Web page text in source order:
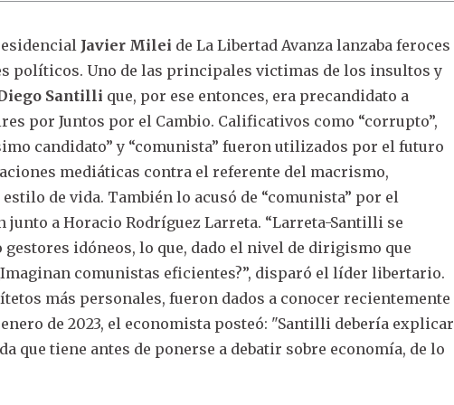
Javier Milei de La Libertad Avanza lanzaba feroces
políticos. Uno de las principales victimas de los insultos y
Santilli que, por ese entonces, era precandidato a
por Juntos por el Cambio. Calificativos como “corrupto”,
candidato” y “comunista” fueron utilizados por el futuro
mediáticas contra el referente del macrismo,
de vida. También lo acusó de “comunista” por el
junto a Horacio Rodríguez Larreta. “Larreta-Santilli se
idóneos, lo que, dado el nivel de dirigismo que
comunistas eficientes?”, disparó el líder libertario.
más personales, fueron dados a conocer recientemente
de 2023, el economista posteó: "Santilli debería explicar
que tiene antes de ponerse a debatir sobre economía, de lo